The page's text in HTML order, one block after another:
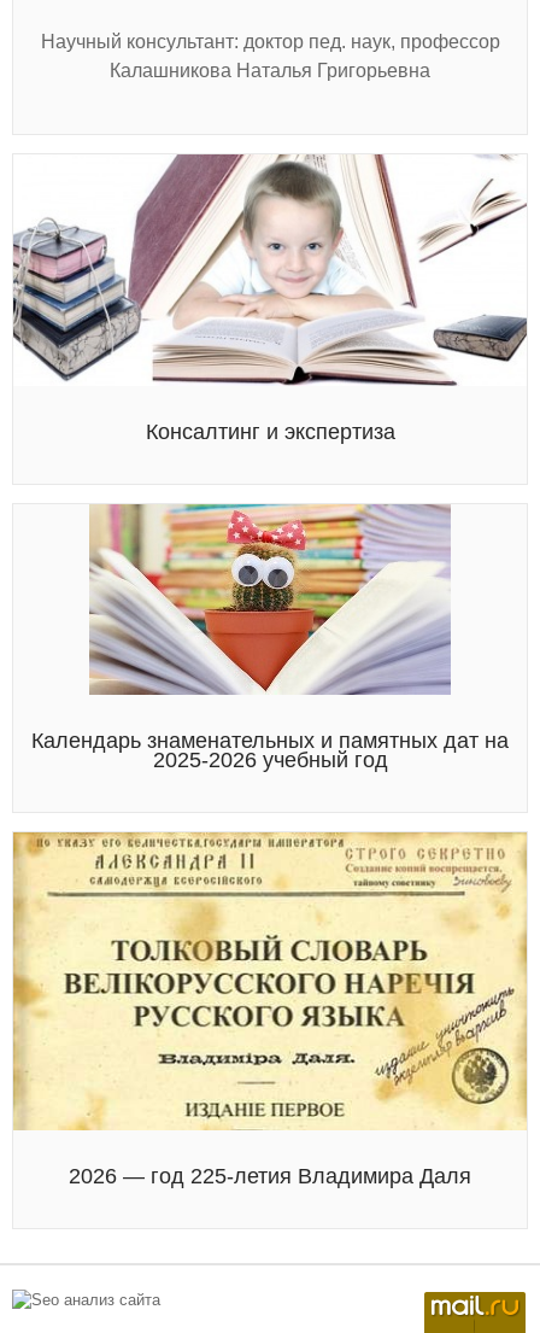
Научный консультант: доктор пед. наук, профессор
Калашникова Наталья Григорьевна
Консалтинг и экспертиза
Календарь знаменательных и памятных дат на
2025-2026 учебный год
2026 — год 225-летия Владимира Даля